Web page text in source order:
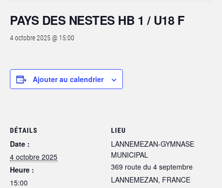
PAYS DES NESTES HB 1 / U18 F
4 octobre 2025 @ 15:00
Ajouter au calendrier
DÉTAILS
Date :
4 octobre 2025
Heure :
15:00
LIEU
LANNEMEZAN-GYMNASE
MUNICIPAL
369 route du 4 septembre
LANNEMEZAN, FRANCE